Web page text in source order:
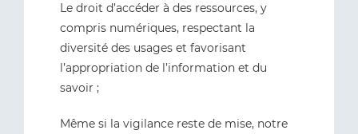
Le droit d’accéder à des ressources, y
compris numériques, respectant la
diversité des usages et favorisant
l’appropriation de l’information et du
savoir ;
Même si la vigilance reste de mise, notre